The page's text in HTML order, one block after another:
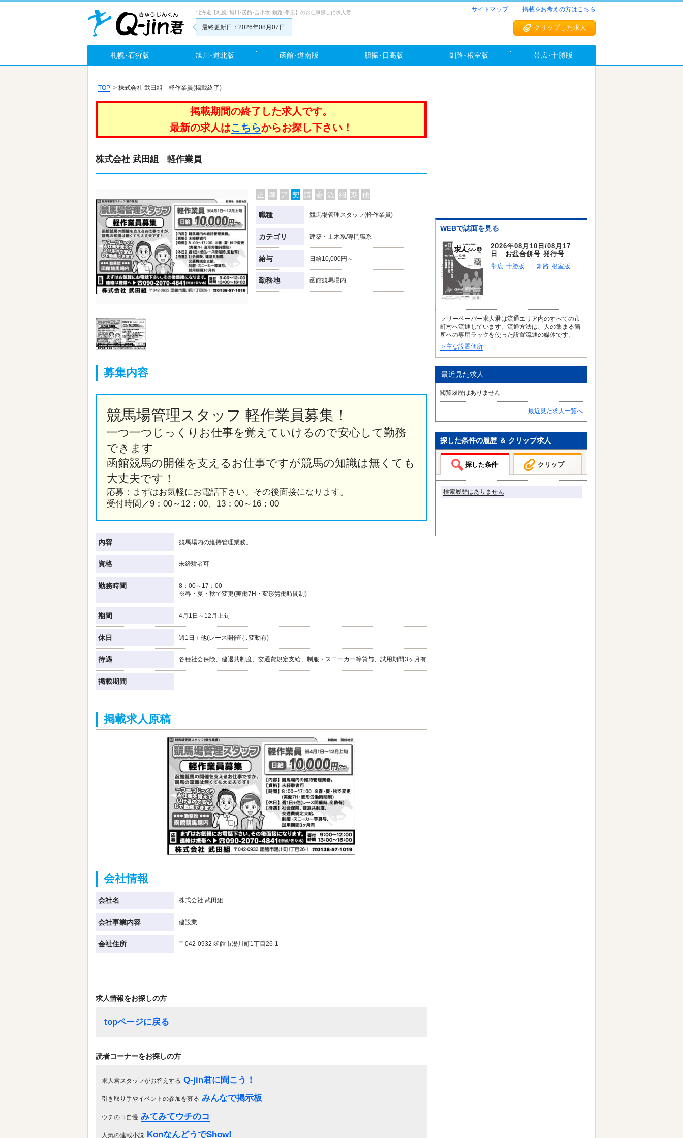
北海道【札幌･旭川･函館･苫小牧･釧路･帯広】のお仕事探しに求人君
最終更新日：2026年08月07日
サイトマップ 掲載をお考えの方はこちら
クリップした求人
札幌･石狩版 旭川･道北版 函館･道南版 胆振･日高版 釧路･根室版 帯広･十勝版
TOP > 株式会社 武田組 軽作業員(掲載終了)
掲載期間の終了した求人です。
最新の求人はこちらからお探し下さい！
株式会社 武田組 軽作業員
正 準 ア 契 請 委 派 紹 期 他
職種 競馬場管理スタッフ(軽作業員)
カテゴリ 建築・土木系/専門職系
給与 日給10,000円～
勤務地 函館競馬場内
募集内容
競馬場管理スタッフ 軽作業員募集！
一つ一つじっくりお仕事を覚えていけるので安心して勤務
できます
函館競馬の開催を支えるお仕事ですが競馬の知識は無くても
大丈夫です！
応募：まずはお気軽にお電話下さい。その後面接になります。
受付時間／9：00～12：00、13：00～16：00
内容 競馬場内の維持管理業務。
資格 未経験者可
勤務時間
8：00～17：00
※春・夏・秋で変更(実働7H・変形労働時間制)
期間 4月1日～12月上旬
休日 週1日＋他(レース開催時､変動有)
待遇 各種社会保険、建退共制度、交通費規定支給、制服・スニーカー等貸与、試用期間3ヶ月有
掲載期間
掲載求人原稿
会社情報
会社名 株式会社 武田組
会社事業内容 建設業
会社住所 〒042-0932 函館市湯川町1丁目26-1
求人情報をお探しの方
topページに戻る
読者コーナーをお探しの方
求人君スタッフがお答えする Q-jin君に聞こう！
引き取り手やイベントの参加を募る みんなで掲示板
ウチのコ自慢 みてみてウチのコ
人気の連載小説 KonなんどうでShow!
WEBで誌面を見る
2026年08月10日/08月17
日 お盆合併号 発行号
帯広･十勝版 釧路･根室版
フリーペーパー求人君は流通エリア内のすべての市
町村へ流通しています。流通方法は、人の集まる箇
所への専用ラックを使った設置流通の媒体です。
＞主な設置個所
最近見た求人
閲覧履歴はありません
最近見た求人一覧へ
探した条件の履歴 ＆ クリップ求人
探した条件 クリップ
検索履歴はありません